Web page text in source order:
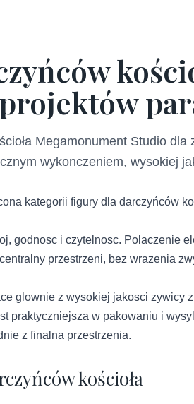
Megamonument Studio
wykonczeniem, wysokiej
kategorii figury dla darczyńców
godnosc i czytelnosc. Polaczenie
przestrzeni, bez wrazenia
glownie z wysokiej jakosci
praktyczniejsza w pakowaniu i
z finalna przestrzenia.
kościoła